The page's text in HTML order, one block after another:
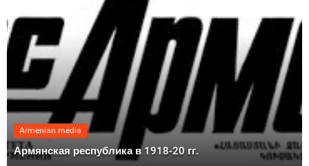
Armenian media
Армянская республика в 1918-20 гг.